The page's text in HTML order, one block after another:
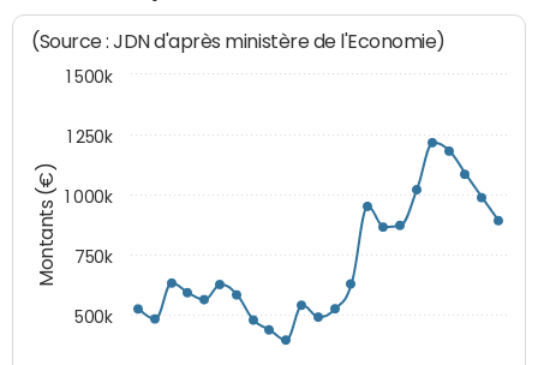
Montants (€)
(Source : JDN d'après ministère de l'Economie)
500k
750k
1 000k
1 250k
1 500k